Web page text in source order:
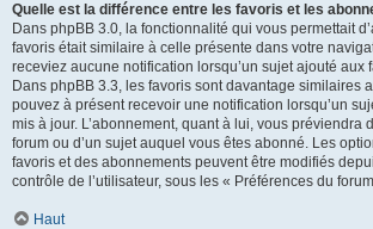
Quelle est la différence entre les favoris et les
Dans phpBB 3.0, la fonctionnalité qui vous permettait
favoris était similaire à celle présente dans votre
receviez aucune notification lorsqu’un sujet ajouté aux
Dans phpBB 3.3, les favoris sont davantage similaires
pouvez à présent recevoir une notification lorsqu’un
mis à jour. L’abonnement, quant à lui, vous préviendra
forum ou d’un sujet auquel vous êtes abonné. Les
favoris et des abonnements peuvent être modifiés
contrôle de l’utilisateur, sous les « Préférences du
Haut